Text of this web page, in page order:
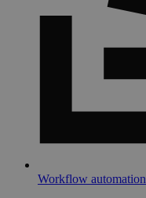
Workflow automation